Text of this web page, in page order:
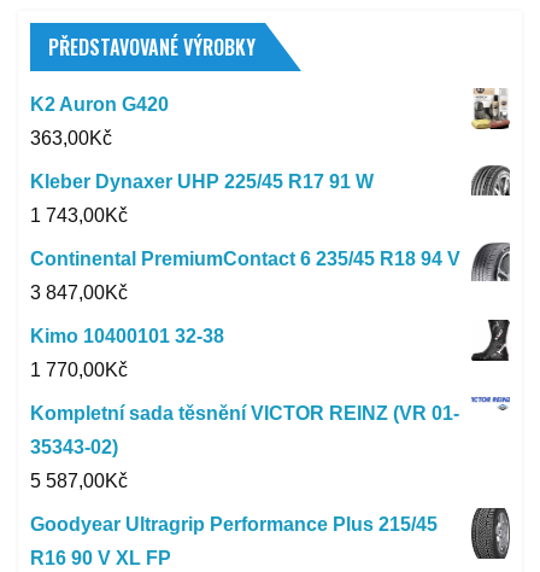
PŘEDSTAVOVANÉ VÝROBKY
K2 Auron G420
363,00Kč
Kleber Dynaxer UHP 225/45 R17 91 W
1 743,00Kč
Continental PremiumContact 6 235/45 R18 94 V
3 847,00Kč
Kimo 10400101 32-38
1 770,00Kč
Kompletní sada těsnění VICTOR REINZ (VR 01-
35343-02)
5 587,00Kč
Goodyear Ultragrip Performance Plus 215/45
R16 90 V XL FP